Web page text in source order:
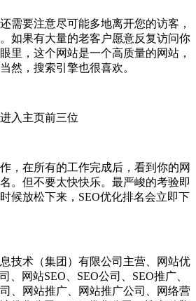
要注意尽可能多地离开您的访客，
如果有大量的老客户愿意反复访问你
里，这个网站是一个高质量的网站，
然，搜索引擎也很喜欢。
入主页前三位
在所有的工作完成后，看到你的网
。但不要太快快乐。最严峻的考验即
候放松下来，SEO优化排名会立即下
术（集团）有限公司主营、网站优
、网站SEO、SEO公司、SEO推广、
、网站推广、网站推广公司、网络营